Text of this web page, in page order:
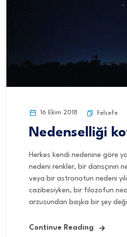
16 Ekim 2018 Felsefe
Nedenselliği
Herkes kendi nedenine göre
nedeni renkler, bir dansçının
veya bir astronotun nedeni
cazibesiyken, bir filozofun
arzusundan başka bir şey
Continue Reading